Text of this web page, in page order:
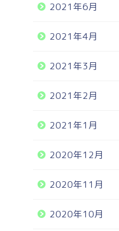
2021年6月
2021年4月
2021年3月
2021年2月
2021年1月
2020年12月
2020年11月
2020年10月